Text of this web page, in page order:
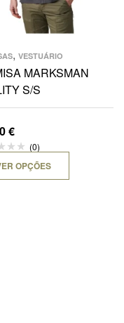
, VESTUÁRIO
MARKSMAN
S/S
€
(0)
OPÇÕES